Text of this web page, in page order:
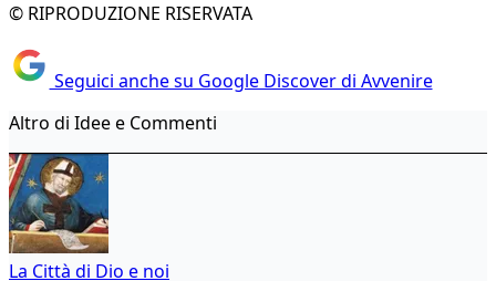
© RIPRODUZIONE RISERVATA
Seguici anche su Google Discover di Avvenire
Altro di Idee e Commenti
La Città di Dio e noi